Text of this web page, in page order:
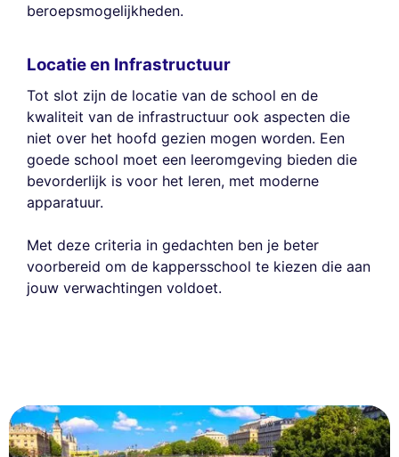
beroepsmogelijkheden.
Locatie en Infrastructuur
Tot slot zijn de locatie van de school en de
kwaliteit van de infrastructuur ook aspecten die
niet over het hoofd gezien mogen worden. Een
goede school moet een leeromgeving bieden die
bevorderlijk is voor het leren, met moderne
apparatuur.
Met deze criteria in gedachten ben je beter
voorbereid om de kappersschool te kiezen die aan
jouw verwachtingen voldoet.